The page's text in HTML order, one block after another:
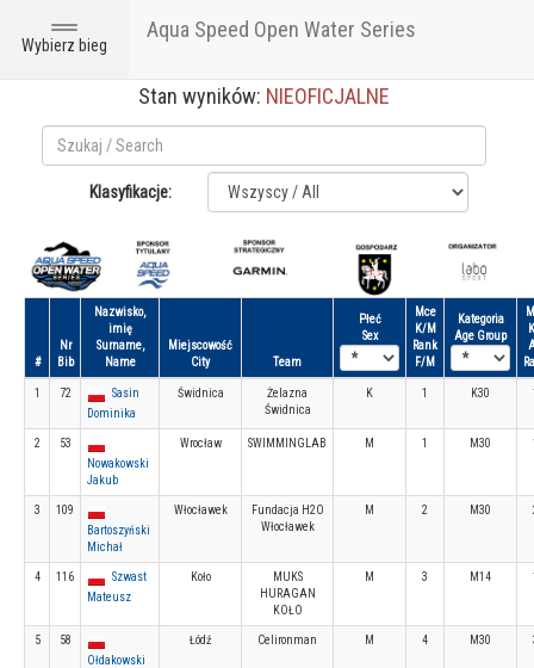
Toggle
navigation
Wybierz bieg
Aqua Speed Open Water Series
Stan wyników: NIEOFICJALNE
Klasyfikacje:
#
Nr
Bib
Nazwisko,
imię
Surname,
Name
Miejscowość
City
Team
Płeć
Sex
Mce
K/M
Rank
F/M
Kategoria
Age Group
1 72
Sasin
Dominika
Świdnica
Żelazna
Świdnica
K 1 K30
2
53
Nowakowski
Jakub
Wrocław SWIMMINGLAB M 1 M30
3
109
Bartoszyński
Michał
Włocławek
Fundacja H2O
Włocławek
M 2 M30
4 116
Szwast
Mateusz
Koło
MUKS
HURAGAN
KOŁO
M 3 M14
5
58
Ołdakowski
Łódź Celironman M 4 M30